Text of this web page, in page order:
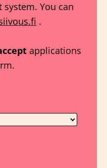
You can
.
applications